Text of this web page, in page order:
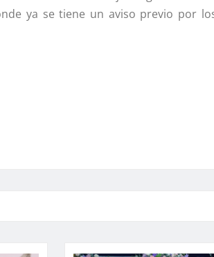
ya se tiene un aviso previo por